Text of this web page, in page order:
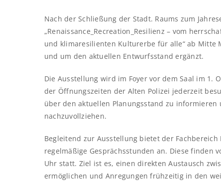
Nach der Schließung der Stadt. Raums zum
„Renaissance_Recreation_Resilienz – vom
und klimaresilienten Kulturerbe für alle“ ab Mitte
und um den aktuellen Entwurfsstand ergänzt.
Die Ausstellung wird im Foyer vor dem Saal im 1.
der Öffnungszeiten der Alten Polizei jederzeit
über den aktuellen Planungsstand zu
nachzuvollziehen.
Begleitend zur Ausstellung bietet der
regelmäßige Gesprächsstunden an. Diese finden
Uhr statt. Ziel ist es, einen direkten Austausch
ermöglichen und Anregungen frühzeitig in den